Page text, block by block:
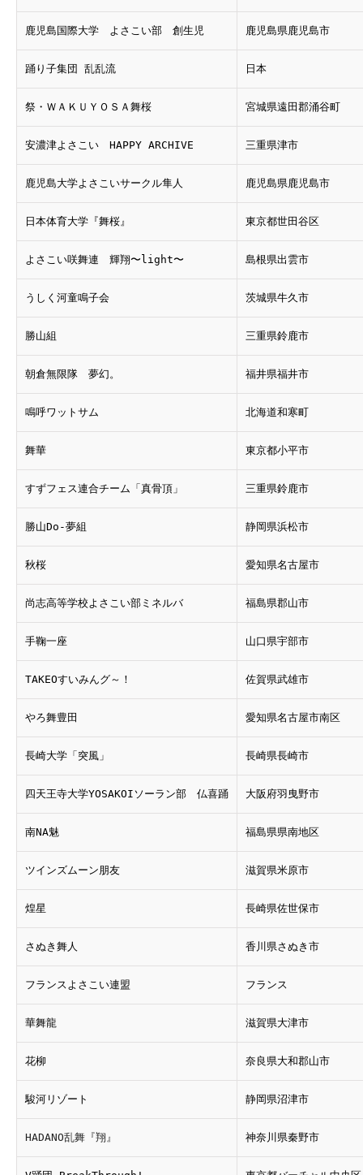
鹿児島国際大学 よさこい部 創生児 鹿児島県鹿児島市
踊り子集団 乱乱流 日本
祭・ＷＡＫＵＹＯＳＡ舞桜 宮城県遠田郡涌谷町
安濃津よさこい HAPPY ARCHIVE 三重県津市
鹿児島大学よさこいサークル隼人 鹿児島県鹿児島市
日本体育大学『舞桜』 東京都世田谷区
よさこい咲舞連 輝翔〜light〜 島根県出雲市
うしく河童鳴子会 茨城県牛久市
勝山組 三重県鈴鹿市
朝倉無限隊 夢幻。 福井県福井市
鳴呼ワットサム 北海道和寒町
舞華 東京都小平市
すずフェス連合チーム「真骨頂」 三重県鈴鹿市
勝山Do-夢組 静岡県浜松市
秋桜 愛知県名古屋市
尚志高等学校よさこい部ミネルバ 福島県郡山市
手鞠一座 山口県宇部市
TAKEOすいみんグ～！ 佐賀県武雄市
やろ舞豊田 愛知県名古屋市南区
長崎大学「突風」 長崎県長崎市
四天王寺大学YOSAKOIソーラン部 仏喜踊 大阪府羽曳野市
南NA魅 福島県県南地区
ツインズムーン朋友 滋賀県米原市
煌星 長崎県佐世保市
さぬき舞人 香川県さぬき市
フランスよさこい連盟 フランス
華舞龍 滋賀県大津市
花柳 奈良県大和郡山市
駿河リゾート 静岡県沼津市
HADANO乱舞『翔』 神奈川県秦野市